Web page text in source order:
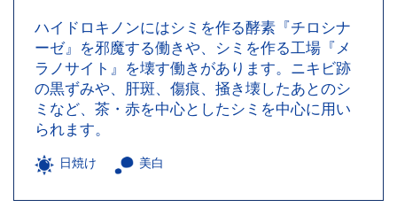
ハイドロキノンにはシミを作る酵素『チロシナ
ーゼ』を邪魔する働きや、シミを作る工場『メ
ラノサイト』を壊す働きがあります。ニキビ跡
の黒ずみや、肝斑、傷痕、掻き壊したあとのシ
ミなど、茶・赤を中心としたシミを中心に用い
られます。
日焼け 美白